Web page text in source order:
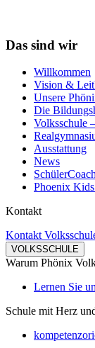
Das sind wir
Willkommen
Vision &
Unsere
Die
Volksschule
Ausstattung
News
Phoenix
Kontakt
Kontakt
VOLKSSCHULE
Warum Phönix
Lernen Sie
Schule mit Herz